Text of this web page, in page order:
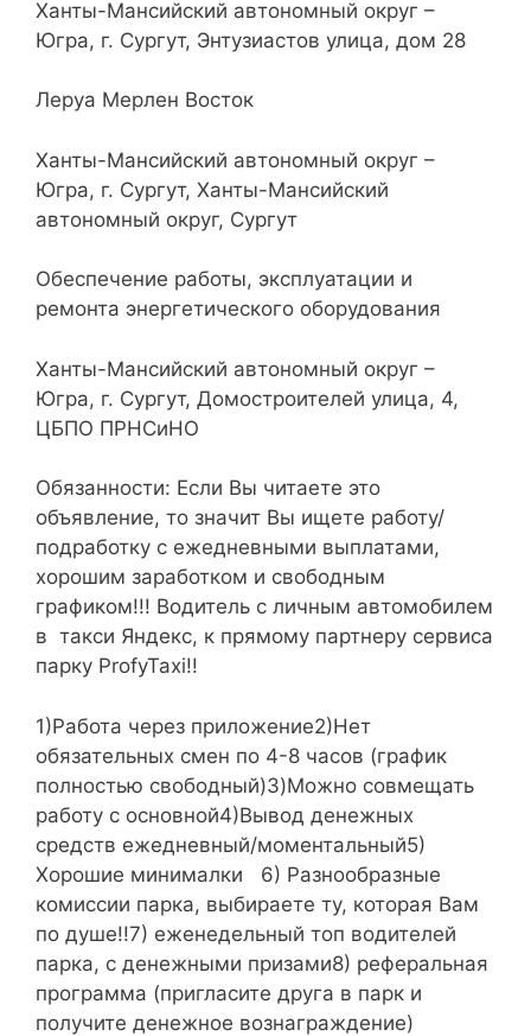
Ханты-Мансийский автономный округ –
Югра, г. Сургут, Энтузиастов улица, дом 28
Леруа Мерлен Восток
Ханты-Мансийский автономный округ –
Югра, г. Сургут, Ханты-Мансийский
автономный округ, Сургут
Обеспечение работы, эксплуатации и
ремонта энергетического оборудования
Ханты-Мансийский автономный округ –
Югра, г. Сургут, Домостроителей улица, 4,
ЦБПО ПРНСиНО
Обязанности: Если Вы читаете это
объявление, то значит Вы ищете работу/
подработку с ежедневными выплатами,
хорошим заработком и свободным
графиком!!! Водитель с личным автомобилем
в такси Яндекс, к прямому партнеру сервиса
парку ProfyTaxi!!
1)Работа через приложение2)Нет
обязательных смен по 4-8 часов (график
полностью свободный)3)Можно совмещать
работу с основной4)Вывод денежных
средств ежедневный/моментальный5)
Хорошие минималки 6) Разнообразные
комиссии парка, выбираете ту, которая Вам
по душе!!7) еженедельный топ водителей
парка, с денежными призами8) реферальная
программа (пригласите друга в парк и
получите денежное вознаграждение)